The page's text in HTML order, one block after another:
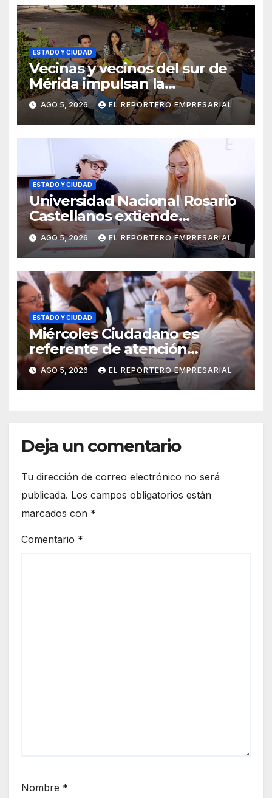
ESTADO Y CIUDAD
Vecinas y vecinos del sur de
Mérida impulsan la
recuperación de espacios
comunitarios
AGO 5, 2026 EL REPORTERO EMPRESARIAL
ESTADO Y CIUDAD
Universidad Nacional Rosario
Castellanos extiende
convocatoria de ingreso al 31
de agosto
AGO 5, 2026 EL REPORTERO EMPRESARIAL
ESTADO Y CIUDAD
Miércoles Ciudadano es
referente de atención
oportuna y clara para las y los
meridanos; Cecilia Patrón
AGO 5, 2026 EL REPORTERO EMPRESARIAL
Deja un comentario
Tu dirección de correo electrónico no será
publicada. Los campos obligatorios están
marcados con *
Comentario *
Nombre *